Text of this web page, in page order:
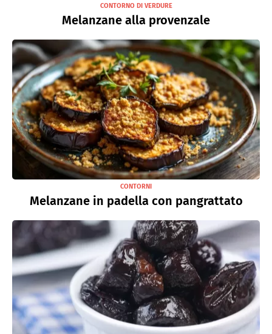
CONTORNO DI VERDURE
Melanzane alla provenzale
CONTORNI
Melanzane in padella con pangrattato